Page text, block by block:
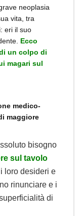
neoplasia
vita, tra
eri il suo
Ecco
un colpo di
magari sul
medico-
maggiore
bisogno
sul tavolo
i loro desideri e
rinunciare e i
di